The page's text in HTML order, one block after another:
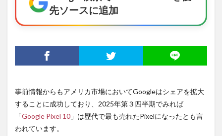
先ソースに追加
事前情報からもアメリカ市場においてGoogleはシェアを拡大
することに成功しており、2025年第３四半期でみれば
「Google Pixel 10 」は歴代で最も売れたPixelになったとも言
われています。